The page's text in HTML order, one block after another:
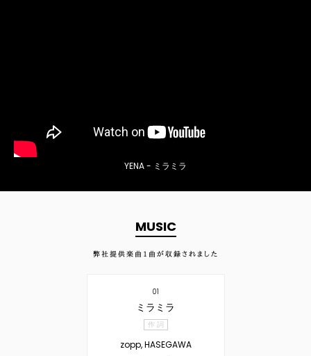
YENA - ミラミラ
MUSIC
弊社提供楽曲 1 曲が収録されました
01
ミラミラ
作 詞
zopp, HASEGAWA